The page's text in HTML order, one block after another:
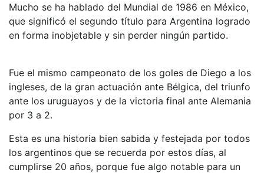
Mucho se ha hablado del Mundial de 1986 en México,
que significó el segundo título para Argentina logrado
en forma inobjetable y sin perder ningún partido.
Fue el mismo campeonato de los goles de Diego a los
ingleses, de la gran actuación ante Bélgica, del triunfo
ante los uruguayos y de la victoria final ante Alemania
por 3 a 2.
Esta es una historia bien sabida y festejada por todos
los argentinos que se recuerda por estos días, al
cumplirse 20 años, porque fue algo notable para un